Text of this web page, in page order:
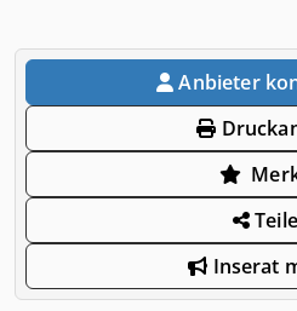
Anbieter
Inserat